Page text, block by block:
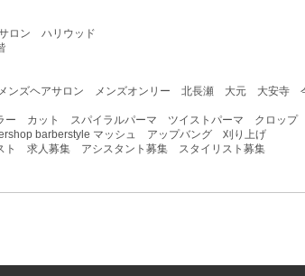
ロン ハリウッド
ンズヘアサロン メンズオンリー 北長瀬 大元 大安
カット スパイラルパーマ ツイストパーマ クロップ
barberstyle マッシュ アップバング 刈り上げ
ト 求人募集 アシスタント募集 スタイリスト募集